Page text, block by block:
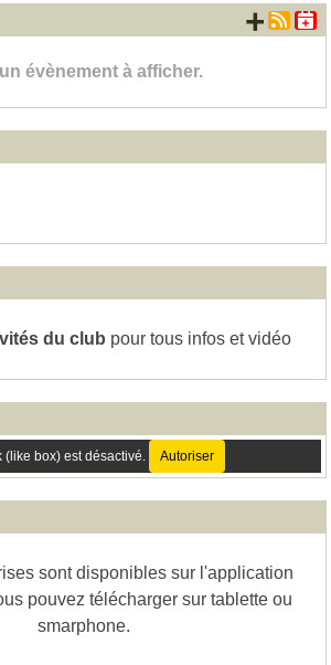
évènement à afficher.
+
du club pour tous infos et vidéo
(like box) est désactivé. Autoriser
sont disponibles sur l'application
pouvez télécharger sur tablette ou
smarphone.